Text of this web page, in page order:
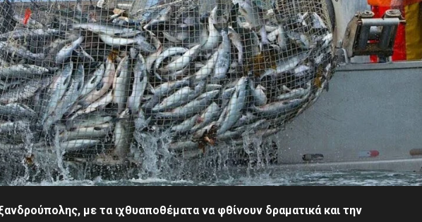
με τα ιχθυαποθέματα να φθίνουν δραματικά και την